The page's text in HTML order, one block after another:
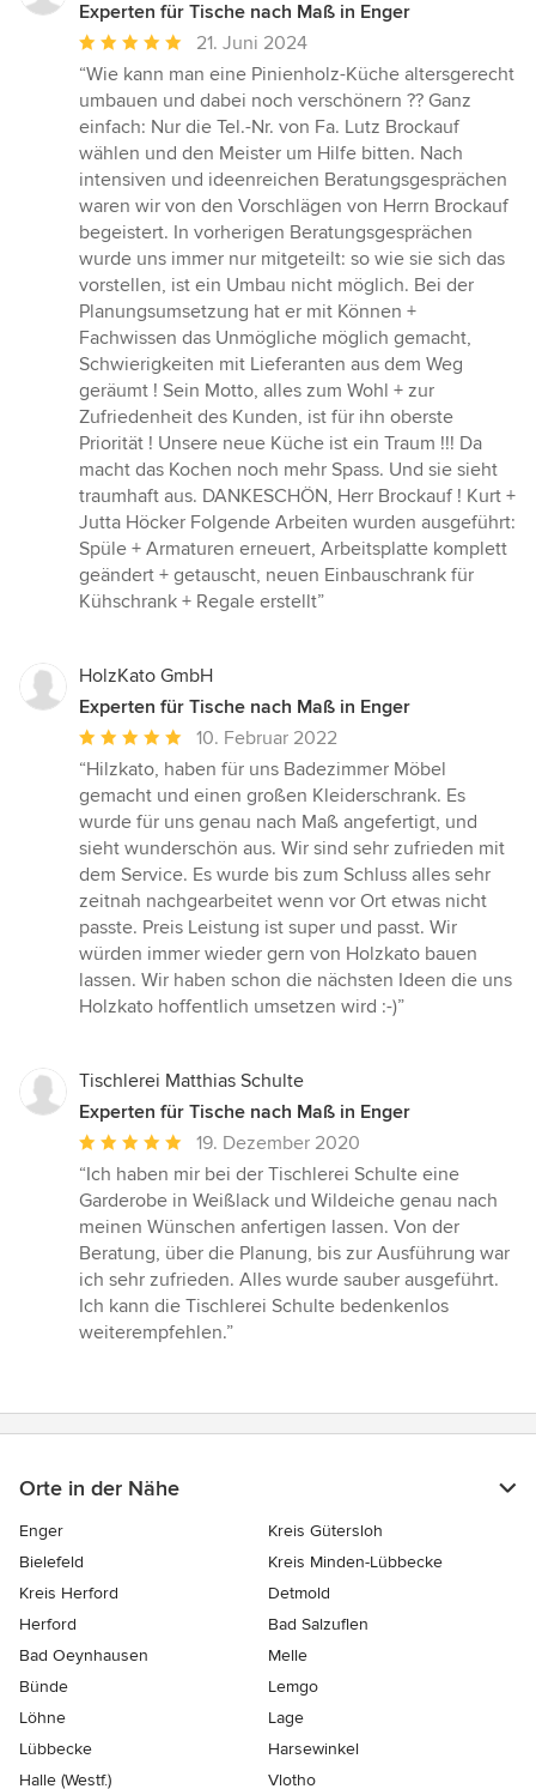
Experten für Tische nach Maß in Enger
Durchschnittliche
Bewertung:
5
von
5
Sternen
21. Juni 2024
“Wie kann man eine Pinienholz-Küche altersgerecht
umbauen und dabei noch verschönern ?? Ganz
einfach: Nur die Tel.-Nr. von Fa. Lutz Brockauf
wählen und den Meister um Hilfe bitten. Nach
intensiven und ideenreichen Beratungsgesprächen
waren wir von den Vorschlägen von Herrn Brockauf
begeistert. In vorherigen Beratungsgesprächen
wurde uns immer nur mitgeteilt: so wie sie sich das
vorstellen, ist ein Umbau nicht möglich. Bei der
Planungsumsetzung hat er mit Können +
Fachwissen das Unmögliche möglich gemacht,
Schwierigkeiten mit Lieferanten aus dem Weg
geräumt ! Sein Motto, alles zum Wohl + zur
Zufriedenheit des Kunden, ist für ihn oberste
Priorität ! Unsere neue Küche ist ein Traum !!! Da
macht das Kochen noch mehr Spass. Und sie sieht
traumhaft aus. DANKESCHÖN, Herr Brockauf ! Kurt +
Jutta Höcker Folgende Arbeiten wurden ausgeführt:
Spüle + Armaturen erneuert, Arbeitsplatte komplett
geändert + getauscht, neuen Einbauschrank für
Kühschrank + Regale erstellt”
HolzKato GmbH
Experten für Tische nach Maß in Enger
Durchschnittliche
Bewertung:
5
von
5
Sternen
10. Februar 2022
“Hilzkato, haben für uns Badezimmer Möbel
gemacht und einen großen Kleiderschrank. Es
wurde für uns genau nach Maß angefertigt, und
sieht wunderschön aus. Wir sind sehr zufrieden mit
dem Service. Es wurde bis zum Schluss alles sehr
zeitnah nachgearbeitet wenn vor Ort etwas nicht
passte. Preis Leistung ist super und passt. Wir
würden immer wieder gern von Holzkato bauen
lassen. Wir haben schon die nächsten Ideen die uns
Holzkato hoffentlich umsetzen wird :-)”
Tischlerei Matthias Schulte
Experten für Tische nach Maß in Enger
Durchschnittliche
Bewertung:
5
von
5
Sternen
19. Dezember 2020
“Ich haben mir bei der Tischlerei Schulte eine
Garderobe in Weißlack und Wildeiche genau nach
meinen Wünschen anfertigen lassen. Von der
Beratung, über die Planung, bis zur Ausführung war
ich sehr zufrieden. Alles wurde sauber ausgeführt.
Ich kann die Tischlerei Schulte bedenkenlos
weiterempfehlen.”
Orte in der Nähe
Enger
Kreis Gütersloh
Bielefeld
Kreis Minden-Lübbecke
Kreis Herford
Detmold
Herford
Bad Salzuflen
Bad Oeynhausen
Melle
Bünde
Lemgo
Löhne
Lage
Lübbecke
Harsewinkel
Halle (Westf.)
Vlotho